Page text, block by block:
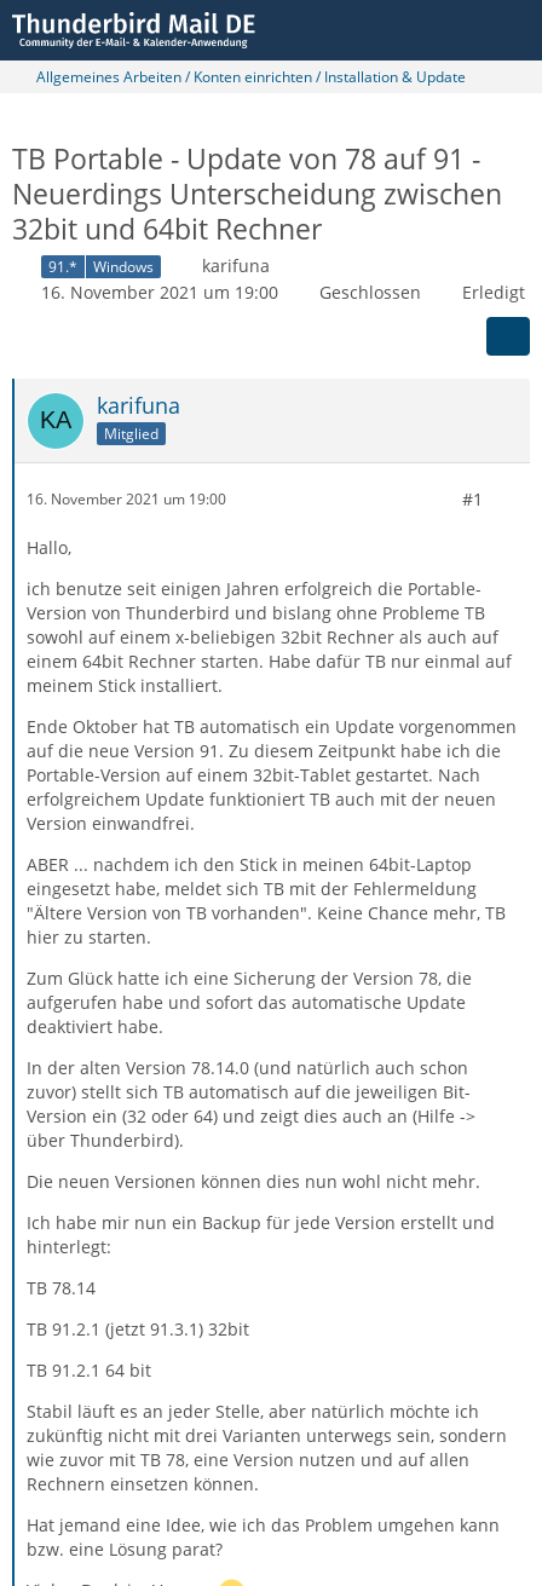
Allgemeines Arbeiten / Konten einrichten / Installation & Update
TB Portable - Update von 78 auf 91 -
Neuerdings Unterscheidung zwischen
32bit und 64bit Rechner
91.* Windows
karifuna
16. November 2021 um 19:00
Geschlossen Erledigt
karifuna
Mitglied
16. November 2021 um 19:00 #1
Hallo,
ich benutze seit einigen Jahren erfolgreich die Portable-
Version von Thunderbird und bislang ohne Probleme TB
sowohl auf einem x-beliebigen 32bit Rechner als auch auf
einem 64bit Rechner starten. Habe dafür TB nur einmal auf
meinem Stick installiert.
Ende Oktober hat TB automatisch ein Update vorgenommen
auf die neue Version 91. Zu diesem Zeitpunkt habe ich die
Portable-Version auf einem 32bit-Tablet gestartet. Nach
erfolgreichem Update funktioniert TB auch mit der neuen
Version einwandfrei.
ABER ... nachdem ich den Stick in meinen 64bit-Laptop
eingesetzt habe, meldet sich TB mit der Fehlermeldung
"Ältere Version von TB vorhanden". Keine Chance mehr, TB
hier zu starten.
Zum Glück hatte ich eine Sicherung der Version 78, die
aufgerufen habe und sofort das automatische Update
deaktiviert habe.
In der alten Version 78.14.0 (und natürlich auch schon
zuvor) stellt sich TB automatisch auf die jeweiligen Bit-
Version ein (32 oder 64) und zeigt dies auch an (Hilfe ->
über Thunderbird).
Die neuen Versionen können dies nun wohl nicht mehr.
Ich habe mir nun ein Backup für jede Version erstellt und
hinterlegt:
TB 78.14
TB 91.2.1 (jetzt 91.3.1) 32bit
TB 91.2.1 64 bit
Stabil läuft es an jeder Stelle, aber natürlich möchte ich
zukünftig nicht mit drei Varianten unterwegs sein, sondern
wie zuvor mit TB 78, eine Version nutzen und auf allen
Rechnern einsetzen können.
Hat jemand eine Idee, wie ich das Problem umgehen kann
bzw. eine Lösung parat?